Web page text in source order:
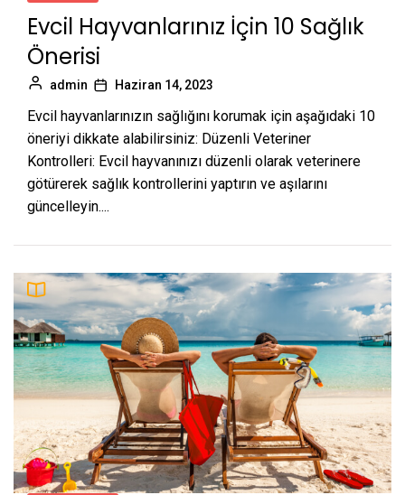
Evcil Hayvanlarınız İçin 10 Sağlık
Önerisi
admin Haziran 14, 2023
Evcil hayvanlarınızın sağlığını korumak için aşağıdaki 10
öneriyi dikkate alabilirsiniz: Düzenli Veteriner
Kontrolleri: Evcil hayvanınızı düzenli olarak veterinere
götürerek sağlık kontrollerini yaptırın ve aşılarını
güncelleyin....